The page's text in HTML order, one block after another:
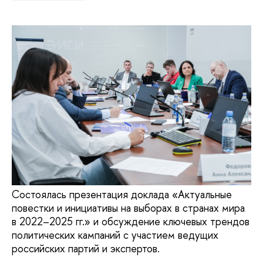
Состоялась презентация доклада «Актуальные
повестки и инициативы на выборах в странах мира
в 2022–2025 гг.» и обсуждение ключевых трендов
политических кампаний с участием ведущих
российских партий и экспертов.